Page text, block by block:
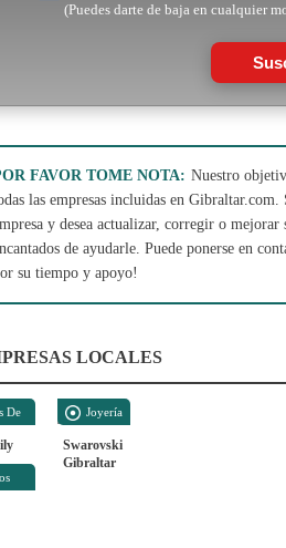
(Puedes darte de baja en cualquier
FAVOR TOME NOTA: Nuestro
las empresas incluidas en
y desea actualizar, corregir o
de ayudarle. Puede ponerse en
su tiempo y apoyo!
LOCALES
De
Joyería
Swarovski
Gibraltar